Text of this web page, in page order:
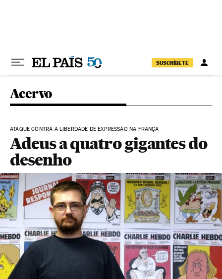
SUSCRÍBETE
Acervo
ATAQUE CONTRA A LIBERDADE DE EXPRESSÃO NA FRANÇA
Adeus a quatro gigantes do
desenho